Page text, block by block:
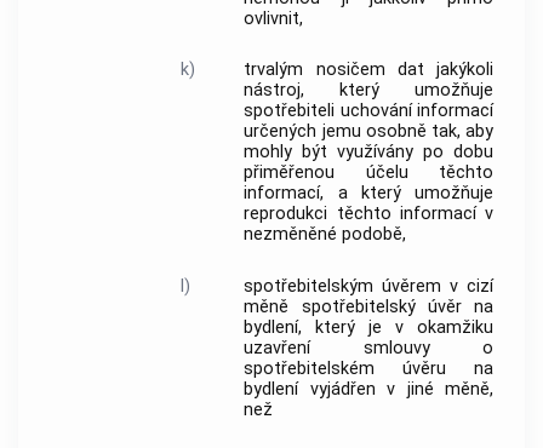
ovlivnit,
k)
trvalým nosičem dat jakýkoli
nástroj, který umožňuje
spotřebiteli uchování informací
určených jemu osobně tak, aby
mohly být využívány po dobu
přiměřenou účelu těchto
informací, a který umožňuje
reprodukci těchto informací v
nezměněné podobě,
l)
spotřebitelským úvěrem v cizí
měně
spotřebitelský úvěrna
bydlení, který je v okamžiku
uzavření smlouvy o
spotřebitelském úvěru na
bydlení vyjádřen v jiné měně,
než